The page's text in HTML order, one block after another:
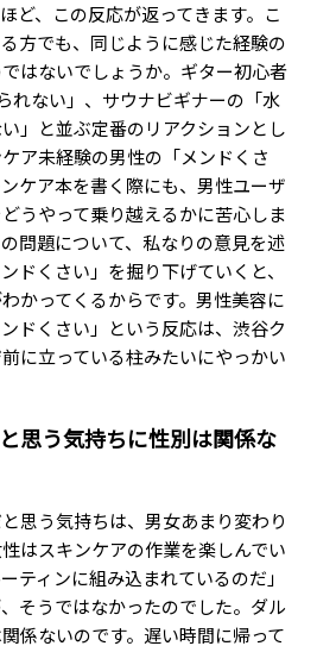
ど、この反応が返ってきます。こ
方でも、同じように感じた経験の
はないでしょうか。ギター初心者
れない」、サウナビギナーの「水
」と並ぶ定番のリアクションとし
ア未経験の男性の「メンドくさ
ケア本を書く際にも、男性ユーザ
うやって乗り越えるかに苦心しま
問題について、私なりの意見を述
ドくさい」を掘り下げていくと、
かってくるからです。男性美容に
ドくさい」という反応は、渋谷ク
に立っている柱みたいにやっかい
思う気持ちに性別は関係な
思う気持ちは、男女あまり変わり
はスキンケアの作業を楽しんでい
ティンに組み込まれているのだ」
そうではなかったのでした。ダル
係ないのです。遅い時間に帰って